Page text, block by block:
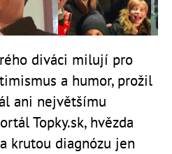
diváci milují pro
a humor, prožil
ani největšímu
Topky.sk, hvězda
krutou diagnózu jen